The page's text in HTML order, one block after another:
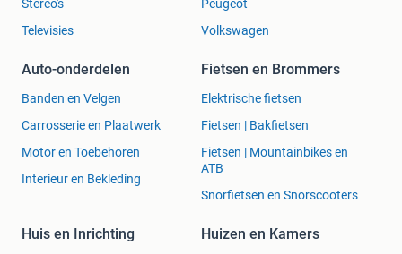
Stereo's
Televisies
Peugeot
Volkswagen
Auto-onderdelen
Banden en Velgen
Carrosserie en Plaatwerk
Motor en Toebehoren
Interieur en Bekleding
Fietsen en Brommers
Elektrische fietsen
Fietsen | Bakfietsen
Fietsen | Mountainbikes en
ATB
Snorfietsen en Snorscooters
Huis en Inrichting Huizen en Kamers